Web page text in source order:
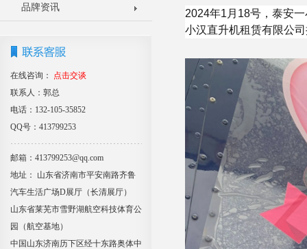
品牌资讯
在线咨询：
点击交谈
联系人：郭总
电话：132-105-35852
QQ号：413799253
邮箱：413799253@qq.com
地址： 山东省济南市平安南路齐鲁
汽车生活广场D展厅（长清展厅）
山东省莱芜市雪野湖航空科技体育公
园（航空基地）
中国山东济南历下区经十东路奥体中
2024年1月18号，泰安
小汉直升机租赁有限公